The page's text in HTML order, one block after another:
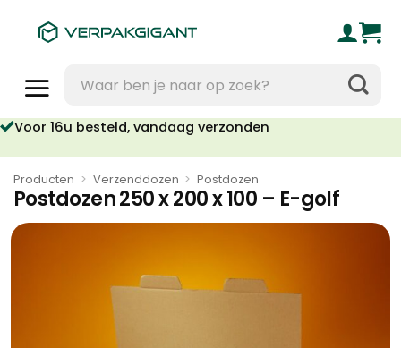
naar:
Voor 16u besteld, vandaag verzonden
Producten > Verzenddozen > Postdozen
Postdozen 250 x 200 x 100 – E-golf